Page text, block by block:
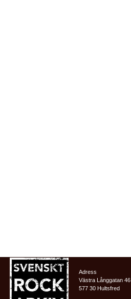
Adress
Västra Långgatan 46
577 30 Hultsfred